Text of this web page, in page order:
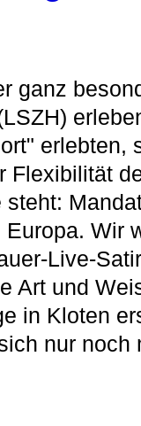
ganz
erlebten,
Flexibilität
Wir
Live-
Art und
in Kloten
nur noch